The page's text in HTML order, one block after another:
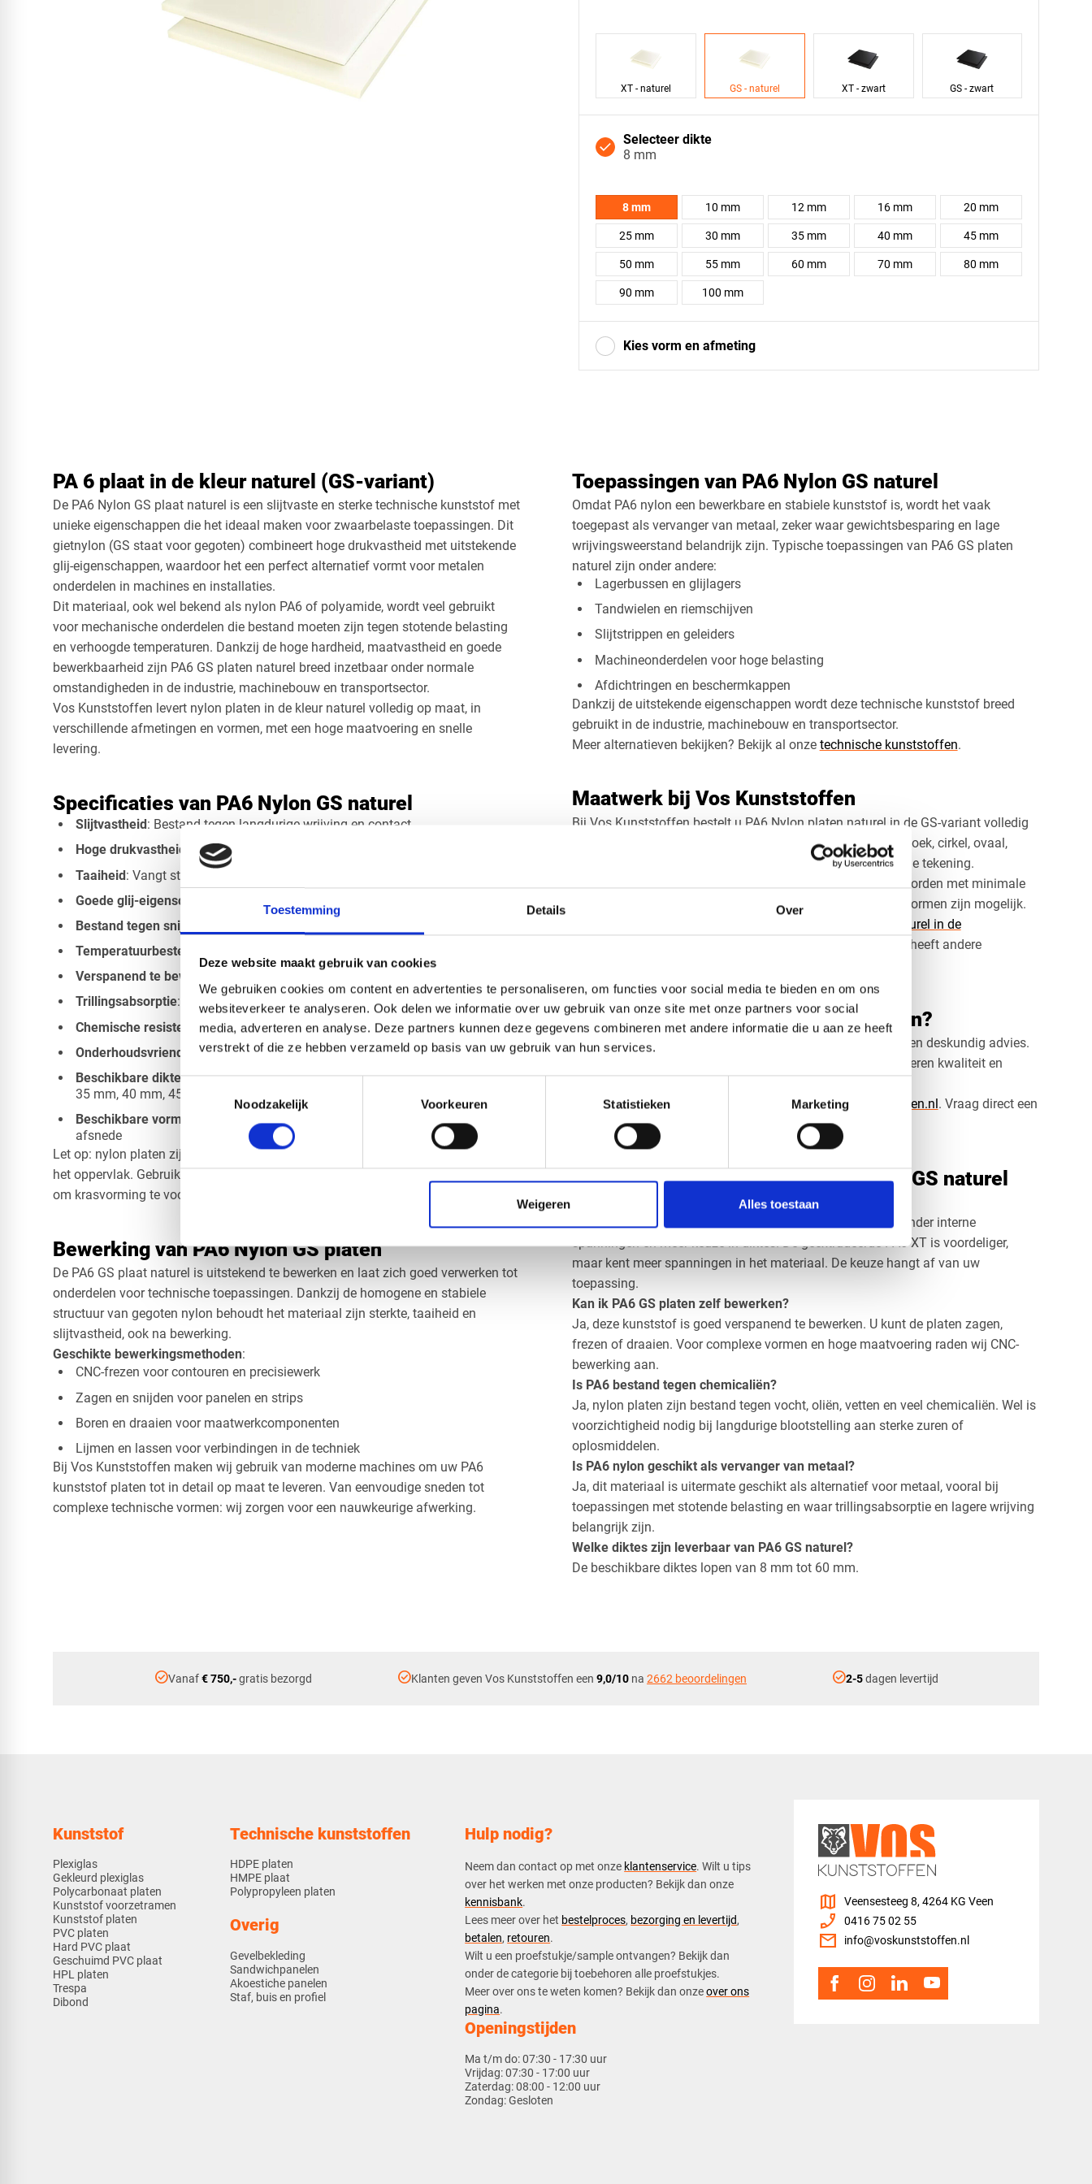
Toestemming Details Over
Deze website maakt gebruik van cookies
We gebruiken cookies om content en advertenties te personaliseren, om functies voor social media te bieden en om ons
websiteverkeer te analyseren. Ook delen we informatie over uw gebruik van onze site met onze partners voor social
media, adverteren en analyse. Deze partners kunnen deze gegevens combineren met andere informatie die u aan ze heeft
verstrekt of die ze hebben verzameld op basis van uw gebruik van hun services.
Toestemmingsselectie
Noodzakelijk
Voorkeuren Statistieken Marketing
Weigeren Alles toestaan
XT - naturel GS - naturel XT - zwart GS - zwart
Selecteer dikte
8 mm
8 mm 10 mm 12 mm 16 mm 20 mm
25 mm 30 mm 35 mm 40 mm 45 mm
50 mm 55 mm 60 mm 70 mm 80 mm
90 mm 100 mm
Kies vorm en afmeting
Afsnede
PA 6 plaat in de kleur naturel (GS-variant)
De PA6 Nylon GS plaat naturel is een slijtvaste en sterke technische kunststof met
unieke eigenschappen die het ideaal maken voor zwaarbelaste toepassingen. Dit
gietnylon (GS staat voor gegoten) combineert hoge drukvastheid met uitstekende
glij-eigenschappen, waardoor het een perfect alternatief vormt voor metalen
onderdelen in machines en installaties.
Dit materiaal, ook wel bekend als nylon PA6 of polyamide, wordt veel gebruikt
voor mechanische onderdelen die bestand moeten zijn tegen stotende belasting
en verhoogde temperaturen. Dankzij de hoge hardheid, maatvastheid en goede
bewerkbaarheid zijn PA6 GS platen naturel breed inzetbaar onder normale
omstandigheden in de industrie, machinebouw en transportsector.
Vos Kunststoffen levert nylon platen in de kleur naturel volledig op maat, in
verschillende afmetingen en vormen, met een hoge maatvoering en snelle
levering.
Specificaties van PA6 Nylon GS naturel
Slijtvastheid : Bestand tegen langdurige wrijving en contact
Hoge drukvastheid
: Geschikt voor zware mechanische belastingen
Taaiheid: Vangt stoten en trillingen uitstekend op
Goede glij-eigenschappen
Bestand tegen snijdende belasting
Temperatuurbestendigheid
Verspanend te bewerken
Trillingsabsorptie: Betere demping dan veel andere kunststof platen
Chemische resistentie: Bestand tegen vocht, vetten, oliën en veel chemicaliën
Onderhoudsvriendelijk: Lagere kosten door lange levensduur
Beschikbare diktes: 8 mm, 10 mm, 12 mm, 16 mm, 20 mm, 25 mm, 30 mm,
35 mm, 40 mm, 45 mm, 50 mm, 55 mm, 60 mm
Beschikbare vormen
: Vierkant, rechthoek, cirkel, ovaal, driehoek of specifieke
afsnede
Let op: nylon platen zijn van nature statisch. Stof hecht zich daarom sneller aan
het oppervlak. Gebruik een geschikte antistatische reiniger en beschermende folie
om krasvorming te voorkomen tijdens transport en opslag.
Bewerking van PA6 Nylon GS platen
De PA6 GS plaat naturel is uitstekend te bewerken en laat zich goed verwerken tot
onderdelen voor technische toepassingen. Dankzij de homogene en stabiele
structuur van gegoten nylon behoudt het materiaal zijn sterkte, taaiheid en
slijtvastheid, ook na bewerking.
Geschikte bewerkingsmethoden:
CNC-frezen voor contouren en precisiewerk
Zagen en snijden voor panelen en strips
Boren en draaien voor maatwerkcomponenten
Lijmen en lassen voor verbindingen in de techniek
Bij Vos Kunststoffen maken wij gebruik van moderne machines om uw PA6
kunststof platen tot in detail op maat te leveren. Van eenvoudige sneden tot
complexe technische vormen: wij zorgen voor een nauwkeurige afwerking.
Toepassingen van PA6 Nylon GS naturel
Omdat PA6 nylon een bewerkbare en stabiele kunststof is, wordt het vaak
toegepast als vervanger van metaal, zeker waar gewichtsbesparing en lage
wrijvingsweerstand belandrijk zijn. Typische toepassingen van PA6 GS platen
naturel zijn onder andere:
Lagerbussen en glijlagers
Tandwielen en riemschijven
Slijtstrippen en geleiders
Machineonderdelen voor hoge belasting
Afdichtringen en beschermkappen
Dankzij de uitstekende eigenschappen wordt deze technische kunststof breed
gebruikt in de industrie, machinebouw en transportsector.
Meer alternatieven bekijken? Bekijk al onze technische kunststoffen.
Maatwerk bij Vos Kunststoffen
Bij Vos Kunststoffen bestelt u PA6 Nylon platen naturel in de GS-variant volledig
op maat. Wij leveren in elke gewenste vorm: vierkant, rechthoek, cirkel, ovaal,
driehoek of specifieke contouren op basis van uw technische tekening.
De platen zijn leverbaar in diktes van 8 mm tot 60 mm en worden met minimale
toleranties geleverd. Ook gaten, uitsparingen en complexe vormen zijn mogelijk.
PA6 Nylon naturel in de
. Deze uitvoering van polyamide heeft andere
PA6 Nylon GS platen naturel bestellen?
Bij Vos Kunststoffen kiest u voor maatwerk, snelle levering en deskundig advies.
Of het nu gaat om één plaat of een serie onderdelen: wij leveren kwaliteit en
Bel ons via0416 75 02 55 of mail naarinfo@voskunststoffen.nl. Vraag direct een
offerte aan voor uw PA6 GS plaat naturel op maat!
Veelgestelde vragen over PA6 Nylon GS naturel
Wat is het verschil tussen PA6 GS en PA6 XT?
PA6 GS is gegoten nylon, met een hogere maatvastheid, minder interne
spanningen en meer keuze in diktes. De geëxtrudeerde PA6 XT is voordeliger,
maar kent meer spanningen in het materiaal. De keuze hangt af van uw
toepassing.
Kan ik PA6 GS platen zelf bewerken?
Ja, deze kunststof is goed verspanend te bewerken. U kunt de platen zagen,
frezen of draaien. Voor complexe vormen en hoge maatvoering raden wij CNC-
bewerking aan.
Is PA6 bestand tegen chemicaliën?
Ja, nylon platen zijn bestand tegen vocht, oliën, vetten en veel chemicaliën. Wel is
voorzichtigheid nodig bij langdurige blootstelling aan sterke zuren of
oplosmiddelen.
Is PA6 nylon geschikt als vervanger van metaal?
Ja, dit materiaal is uitermate geschikt als alternatief voor metaal, vooral bij
toepassingen met stotende belasting en waar trillingsabsorptie en lagere wrijving
belangrijk zijn.
Welke diktes zijn leverbaar van PA6 GS naturel?
De beschikbare diktes lopen van 8 mm tot 60 mm.
check_circleVanaf€ 750,-gratis bezorgd check_circleKlanten geven Vos Kunststoffen een 9,0/10 na 2662 beoordelingen check_circle2-5dagen levertijd
Kunststof
Plexiglas
Gekleurd plexiglas
Polycarbonaat platen
Kunststof voorzetramen
Kunststof platen
PVC platen
Hard PVC plaat
Geschuimd PVC plaat
HPL platen
Trespa
Dibond
Technische kunststoffen
HDPE platen
HMPE plaat
Polypropyleen platen
Overig
Gevelbekleding
Sandwichpanelen
Akoestiche panelen
Staf, buis en profiel
Hulp nodig?
Neem dan contact op met onze klantenservice. Wilt u tips
over het werken met onze producten? Bekijk dan onze
kennisbank.
​Lees meer over het bestelproces, bezorging en levertijd,
betalen, retouren.​
​Wilt u een proefstukje/sample ontvangen? Bekijk dan
onder de categorie bij toebehoren alle proefstukjes.
​​Meer over ons te weten komen? Bekijk dan onzeover ons
pagina.
Openingstijden
Ma t/m do:07:30 - 17:30 uur
Vrijdag:07:30 - 17:00 uur
Zaterdag:08:00 - 12:00 uur
Zondag:Gesloten
map Veensesteeg 8, 4264 KG Veen
phone_enabled 0416 75 02 55
mail info@voskunststoffen.nl